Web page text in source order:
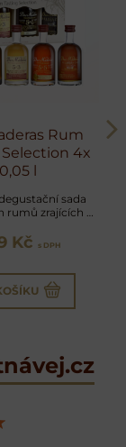
Rum
4x
0,05 l
sada
rumů zrajících v
Kč s DPH